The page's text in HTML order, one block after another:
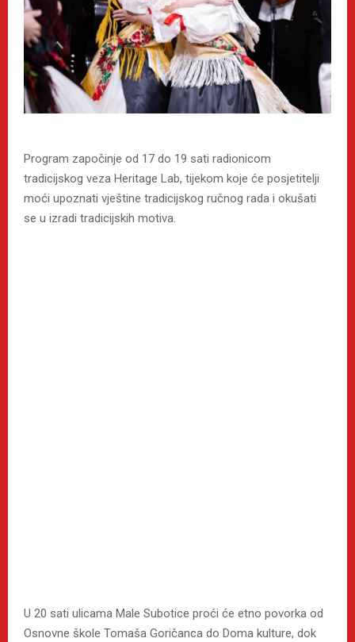
Program započinje od 17 do 19 sati radionicom
tradicijskog veza Heritage Lab, tijekom koje će posjetitelji
moći upoznati vještine tradicijskog ručnog rada i okušati
se u izradi tradicijskih motiva.
U 20 sati ulicama Male Subotice proći će etno povorka od
Osnovne škole Tomaša Goričanca do Doma kulture, dok